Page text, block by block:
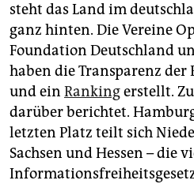
epaper login
steht das Land im
ganz hinten. Die Vereine
Foundation Deutschland
haben die Transparenz der
und ein Rankingerstellt.
darüber berichtet.
letzten Platz teilt sich
Sachsen und Hessen – die